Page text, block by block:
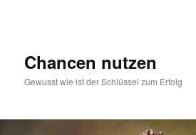
Chancen nutzen
Gewusst wie ist der Schlüssel zum Erfolg